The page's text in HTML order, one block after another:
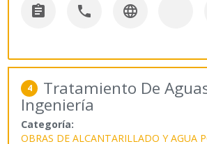
  
4 Tratamiento De
Ingeniería
Categoría:
OBRAS DE ALCANTARILLADO Y AGUA